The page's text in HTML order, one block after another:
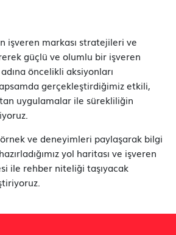
işveren markası stratejileri ve
güçlü ve olumlu bir işveren
öncelikli aksiyonları
gerçekleştirdiğimiz etkili,
uygulamalar ile sürekliliğin
ve deneyimleri paylaşarak bilgi
yol haritası ve işveren
ile rehber niteliği taşıyacak